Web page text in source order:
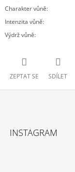
Charakter vůně:
Intenzita vůně:
Výdrž vůně:
ZEPTAT SE SDÍLET
INSTAGRAM